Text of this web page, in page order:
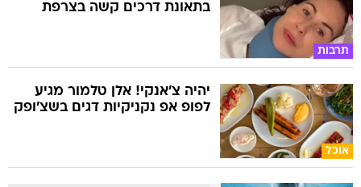
תרבות
בתאונת דרכים קשה בצרפת
אוכל
יהיה צ'אנקי! אלן טלמור מגיע
לפופ אפ נקניקיות דגים בשצ'ופק